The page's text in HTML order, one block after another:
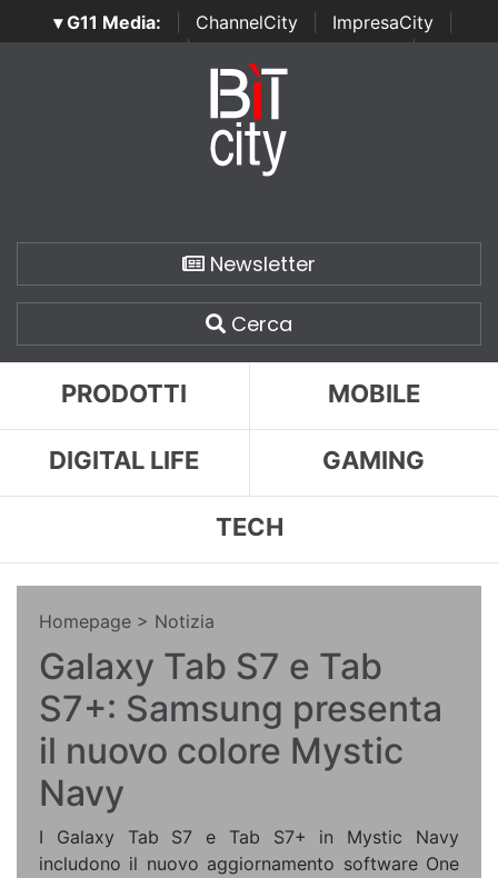
▾ G11 Media: ChannelCity ImpresaCity
SecurityOpenLab | Italian Channel Awards | Italian
Italian Security Awards
Newsletter
Cerca
PRODOTTI MOBILE
DIGITAL LIFE GAMING
TECH
Homepage > Notizia
Galaxy Tab S7 e Tab
S7+: Samsung presenta
il nuovo colore Mystic
Navy
I Galaxy Tab S7 e Tab S7+ in Mystic Navy
includono il nuovo aggiornamento software One